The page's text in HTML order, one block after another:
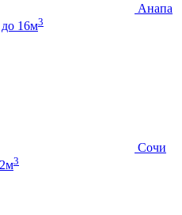
Анапа
16м3
Сочи
3